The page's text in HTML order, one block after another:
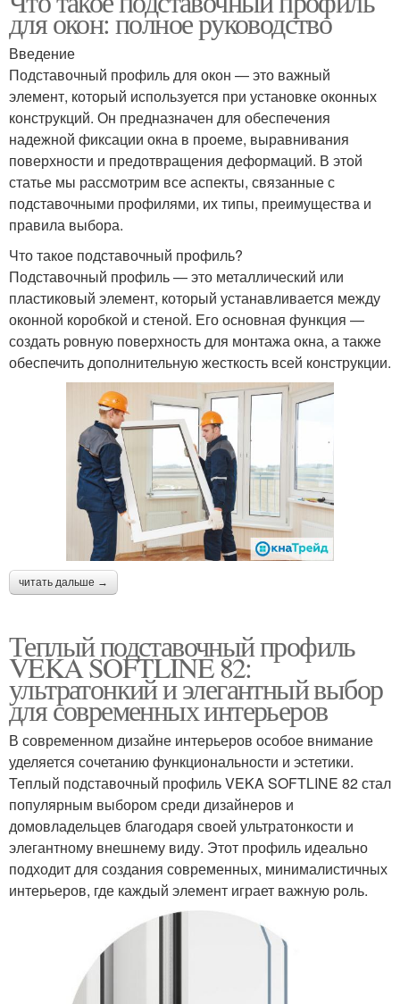
для окон: полное руководство
Введение
Подставочный профиль для окон — это важный
элемент, который используется при установке оконных
конструкций. Он предназначен для обеспечения
надежной фиксации окна в проеме, выравнивания
поверхности и предотвращения деформаций. В этой
статье мы рассмотрим все аспекты, связанные с
подставочными профилями, их типы, преимущества и
правила выбора.
Что такое подставочный профиль?
Подставочный профиль — это металлический или
пластиковый элемент, который устанавливается между
оконной коробкой и стеной. Его основная функция —
создать ровную поверхность для монтажа окна, а также
обеспечить дополнительную жесткость всей конструкции.
читать дальше →
Теплый подставочный профиль
VEKA SOFTLINE 82:
ультратонкий и элегантный выбор
для современных интерьеров
В современном дизайне интерьеров особое внимание
уделяется сочетанию функциональности и эстетики.
Теплый подставочный профиль VEKA SOFTLINE 82 стал
популярным выбором среди дизайнеров и
домовладельцев благодаря своей ультратонкости и
элегантному внешнему виду. Этот профиль идеально
подходит для создания современных, минималистичных
интерьеров, где каждый элемент играет важную роль.